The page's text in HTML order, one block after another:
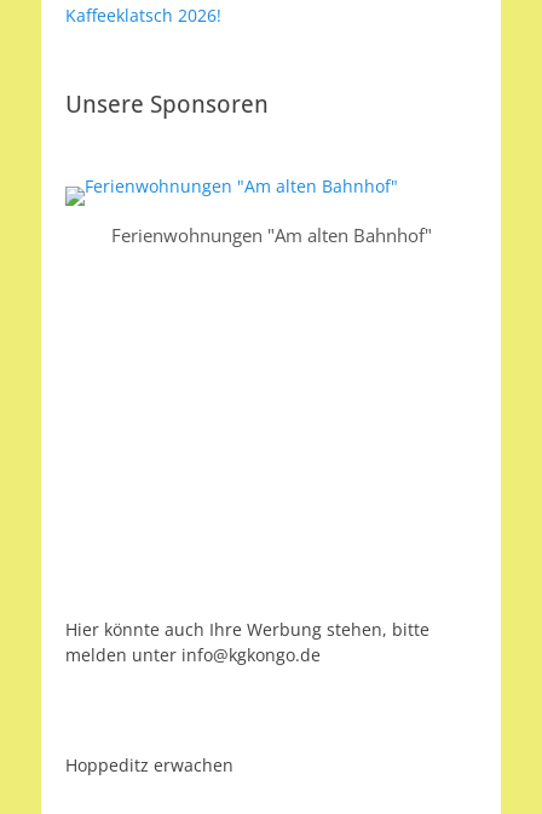
Kaffeeklatsch 2026!
Unsere Sponsoren
Ferienwohnungen "Am alten Bahnhof"
Hier könnte auch Ihre Werbung stehen, bitte
melden unter info@kgkongo.de
Hoppeditz erwachen